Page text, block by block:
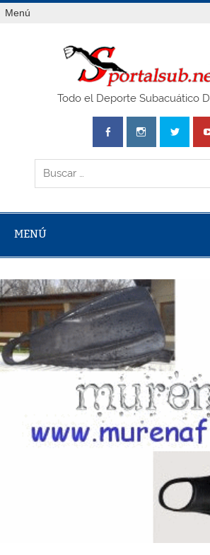
Saltar
alMenú
Todo el Deporte Subacuático
MENÚ